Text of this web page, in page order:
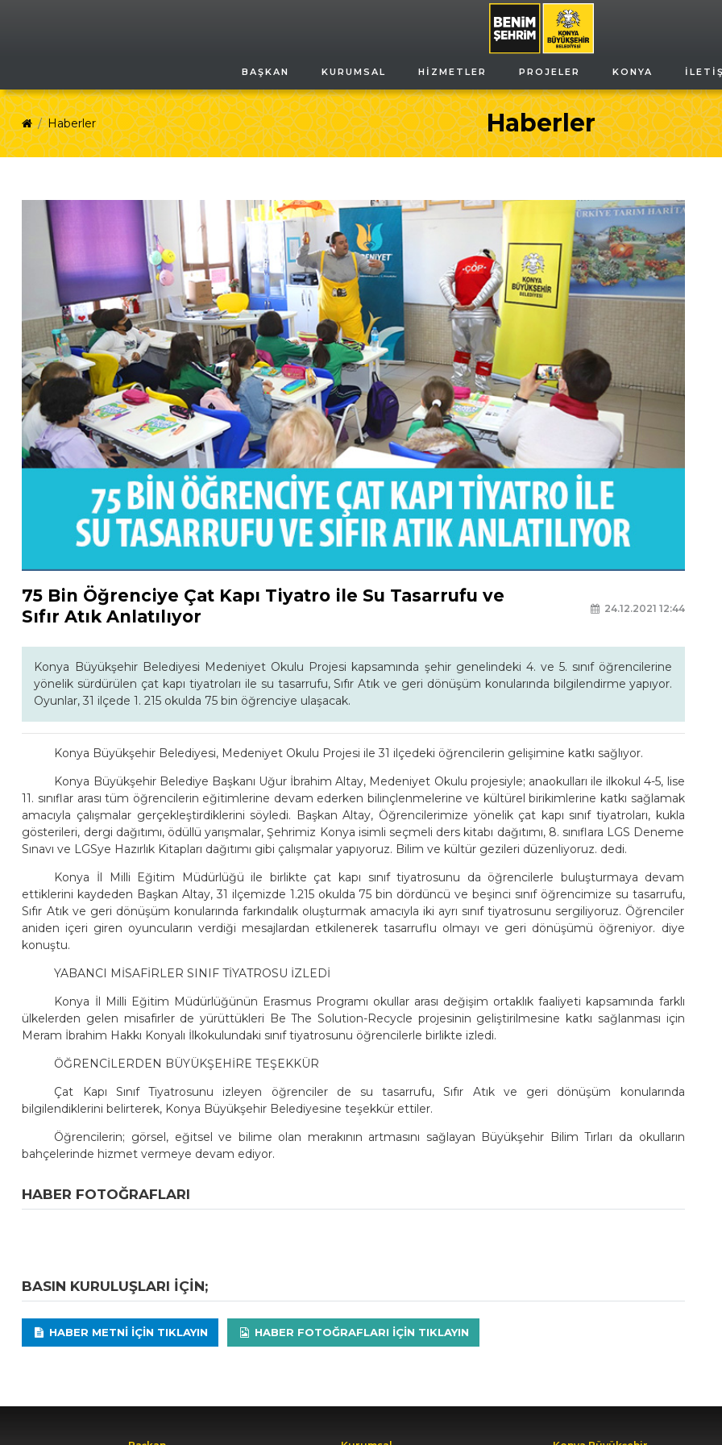
BAŞKAN KURUMSAL HIZMETLER PROJELER KONYA
Haberler
Haberler
75 Bin Öğrenciye Çat Kapı Tiyatro ile Su Tasarrufu ve
Sıfır Atık Anlatılıyor
24.12.2021 12:44
Konya Büyükşehir Belediyesi Medeniyet Okulu Projesi kapsamında şehir genelindeki 4. ve 5. sınıf öğrencilerine
yönelik sürdürülen çat kapı tiyatroları ile su tasarrufu, Sıfır Atık ve geri dönüşüm konularında bilgilendirme yapıyor.
Oyunlar, 31 ilçede 1. 215 okulda 75 bin öğrenciye ulaşacak.
Konya Büyükşehir Belediyesi, Medeniyet Okulu Projesi ile 31 ilçedeki öğrencilerin gelişimine katkı sağlıyor.
Konya Büyükşehir Belediye Başkanı Uğur İbrahim Altay, Medeniyet Okulu projesiyle; anaokulları ile ilkokul 4-5, lise
11. sınıflar arası tüm öğrencilerin eğitimlerine devam ederken bilinçlenmelerine ve kültürel birikimlerine katkı sağlamak
amacıyla çalışmalar gerçekleştirdiklerini söyledi. Başkan Altay, Öğrencilerimize yönelik çat kapı sınıf tiyatroları, kukla
gösterileri, dergi dağıtımı, ödüllü yarışmalar, Şehrimiz Konya isimli seçmeli ders kitabı dağıtımı, 8. sınıflara LGS Deneme
Sınavı ve LGSye Hazırlık Kitapları dağıtımı gibi çalışmalar yapıyoruz. Bilim ve kültür gezileri düzenliyoruz. dedi.
Konya İl Milli Eğitim Müdürlüğü ile birlikte çat kapı sınıf tiyatrosunu da öğrencilerle buluşturmaya devam
ettiklerini kaydeden Başkan Altay, 31 ilçemizde 1.215 okulda 75 bin dördüncü ve beşinci sınıf öğrencimize su tasarrufu,
Sıfır Atık ve geri dönüşüm konularında farkındalık oluşturmak amacıyla iki ayrı sınıf tiyatrosunu sergiliyoruz. Öğrenciler
aniden içeri giren oyuncuların verdiği mesajlardan etkilenerek tasarruflu olmayı ve geri dönüşümü öğreniyor. diye
konuştu.
YABANCI MİSAFİRLER SINIF TİYATROSU İZLEDİ
Konya İl Milli Eğitim Müdürlüğünün Erasmus Programı okullar arası değişim ortaklık faaliyeti kapsamında farklı
ülkelerden gelen misafirler de yürüttükleri Be The Solution-Recycle projesinin geliştirilmesine katkı sağlanması için
Meram İbrahim Hakkı Konyalı İlkokulundaki sınıf tiyatrosunu öğrencilerle birlikte izledi.
ÖĞRENCİLERDEN BÜYÜKŞEHİRE TEŞEKKÜR
Çat Kapı Sınıf Tiyatrosunu izleyen öğrenciler de su tasarrufu, Sıfır Atık ve geri dönüşüm konularında
bilgilendiklerini belirterek, Konya Büyükşehir Belediyesine teşekkür ettiler.
Öğrencilerin; görsel, eğitsel ve bilime olan merakının artmasını sağlayan Büyükşehir Bilim Tırları da okulların
bahçelerinde hizmet vermeye devam ediyor.
HABER FOTOĞRAFLARI
BASIN KURULUŞLARI IÇIN;
HABER METNI IÇIN TIKLAYIN HABER FOTOĞRAFLARI IÇIN TIKLAYIN